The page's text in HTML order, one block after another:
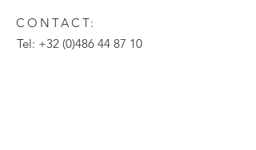
CONTACT:
Tel: +32 (0)486 44 87 10